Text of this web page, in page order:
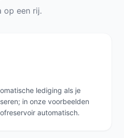
op een rij.
lediging als je
in onze voorbeelden
automatisch.